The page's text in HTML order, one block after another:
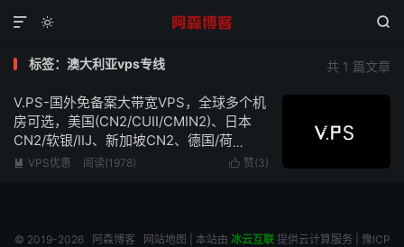
 

共 1 篇文章
标签：澳大利亚vps专线
V.PS-国外免备案大带宽VPS，全球多个机
房可选，美国(CN2/CUII/CMIN2)、日本
CN2/软银/IIJ、新加坡CN2、德国/荷
兰/CN2+CUII、英国CUII，特价优惠低至
 赞(3)
 VPS优惠 阅读(1978)
© 2019-2026 阿森博客 网站地图 | 本站由 冰云互联提供云计算服务 | 豫ICP